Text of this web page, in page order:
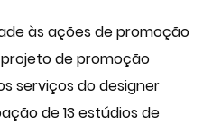
às ações de promoção
de promoção
serviços do designer
de 13 estúdios de